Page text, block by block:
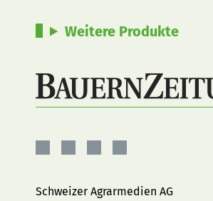
Weitere Produkte
Facebook
Instagram
YouTubeLinkedIn
Schweizer Agrarmedien AG